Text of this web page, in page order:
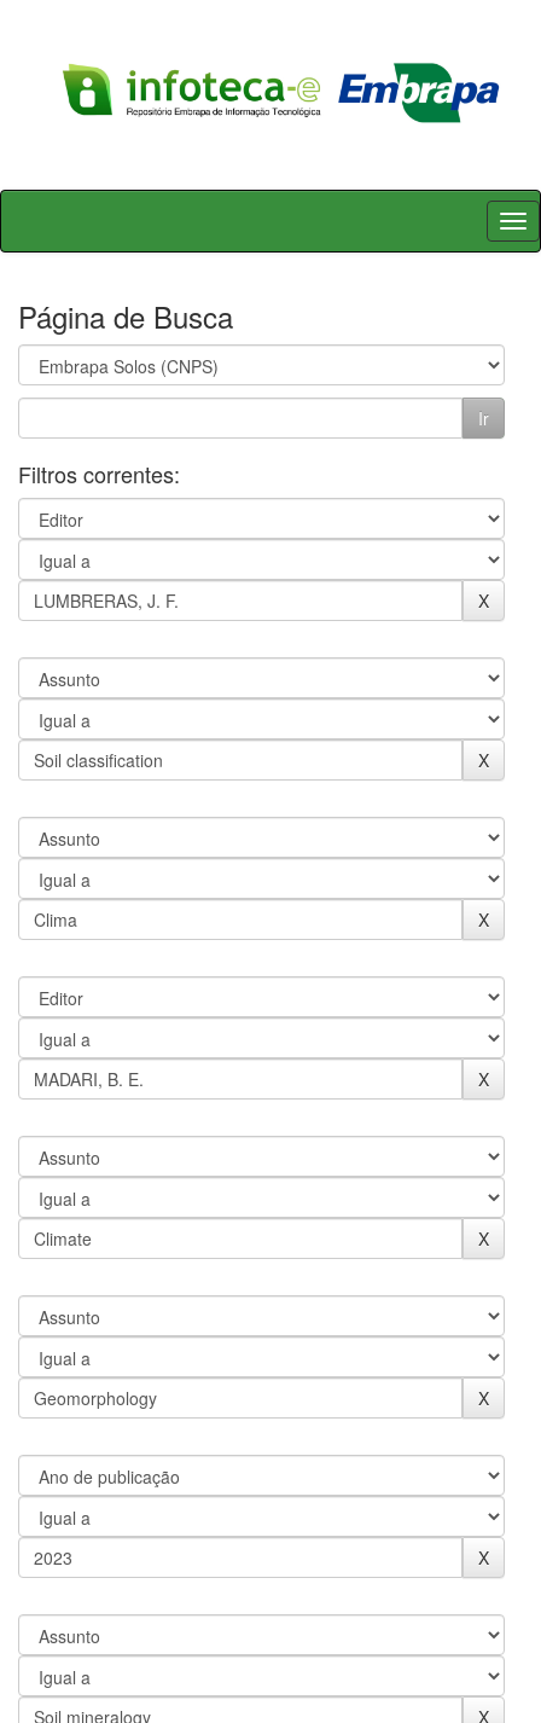
Skip
Página de Busca
Filtros correntes: